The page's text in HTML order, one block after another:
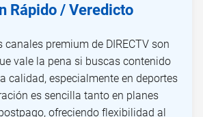
Rápido / Veredicto
canales premium de DIRECTV son
vale la pena si buscas contenido
calidad, especialmente en deportes
es sencilla tanto en planes
ofreciendo flexibilidad al